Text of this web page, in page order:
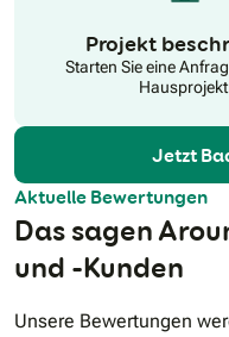
Projekt
Starten Sie eine
Jetzt
Aktuelle Bewertungen
Das sagen
und -Kunden
Unsere Bewertungen